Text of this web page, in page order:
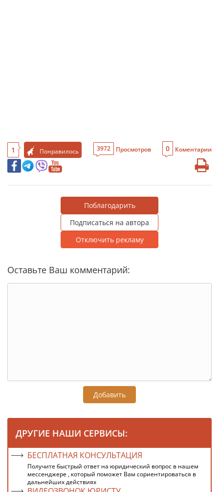
1 Понравилось 3972 Просмотров 0 Коментарии
Поблагодарить
Подписаться на автора
Отключить рекламу
Оставьте Ваш комментарий:
Добавить
ДРУГИЕ НАШИ СЕРВИСЫ:
БЕСПЛАТНАЯ КОНСУЛЬТАЦИЯ
Получите быстрый ответ на юридический вопрос в нашем
мессенджере , который поможет Вам сориентироваться в
дальнейших действиях